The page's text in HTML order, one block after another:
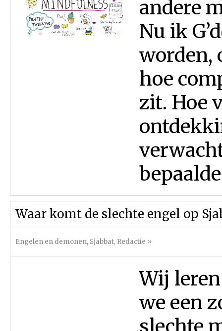
andere
Nu ik
worden,
hoe
zit. Hoe
Waar komt de slechte engel op
Engelen en demonen, Sjabbat, Redactie »
Wij
we een
slechte